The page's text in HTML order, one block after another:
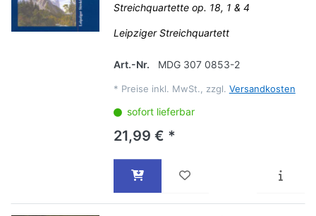
Streichquartette op. 18, 1 & 4
Leipziger Streichquartett
Art.-Nr. MDG 307 0853-2
* Preise inkl. MwSt., zzgl. Versandkosten
sofort lieferbar
21,99 € *